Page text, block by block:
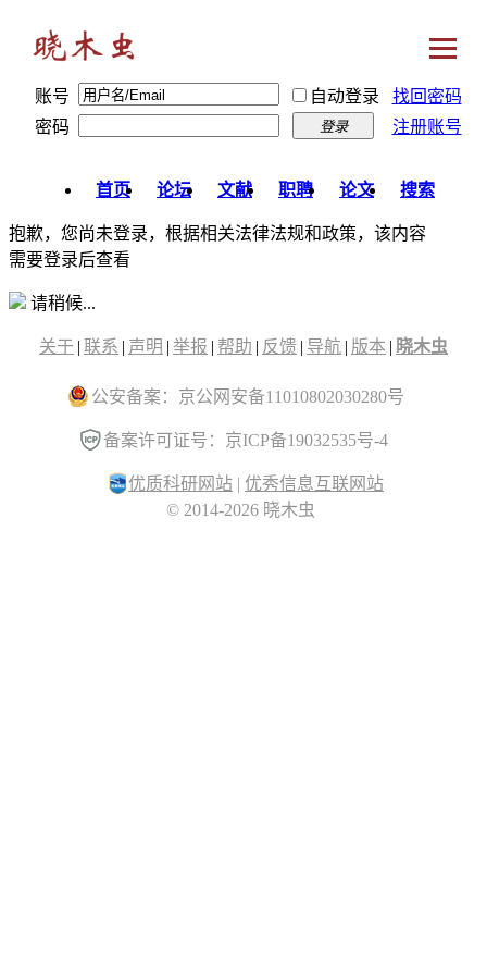
账号 自动登录
找回密码
密码
登录 注册账号
首页 论坛 文献 职聘 论文 搜索
抱歉，您尚未登录，根据相关法律法规和政策，该内容
需要登录后查看
请稍候...
关于 | 联系 | 声明 | 举报 | 帮助 | 反馈 | 导航 | 版本 | 晓木虫
公安备案：京公网安备11010802030280号
备案许可证号：京ICP备19032535号-4
优质科研网站 | 优秀信息互联网站
© 2014-2026 晓木虫